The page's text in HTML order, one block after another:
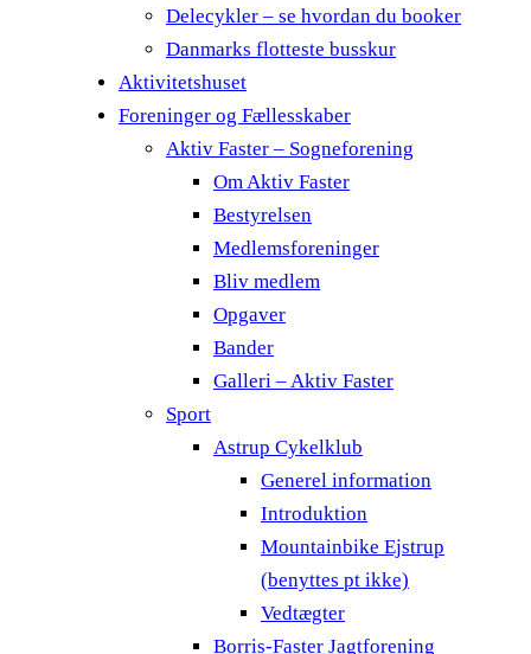
Delecykler – se hvordan du booker
Danmarks flotteste busskur
Aktivitetshuset
Foreninger og Fællesskaber
Aktiv Faster – Sogneforening
Om Aktiv Faster
Bestyrelsen
Medlemsforeninger
Bliv medlem
Opgaver
Bander
Galleri – Aktiv Faster
Sport
Astrup Cykelklub
Generel information
Introduktion
Mountainbike Ejstrup
(benyttes pt ikke)
Vedtægter
Borris-Faster Jagtforening